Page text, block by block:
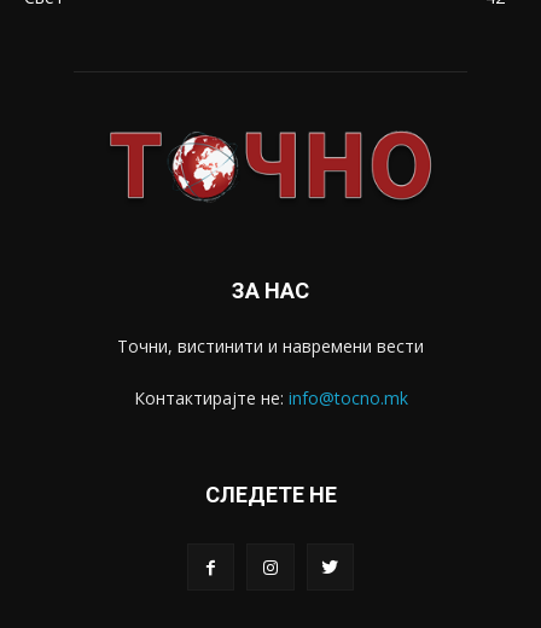
ЗА НАС
Точни, вистинити и навремени вести
Контактирајте не: info@tocno.mk
СЛЕДЕТЕ НЕ